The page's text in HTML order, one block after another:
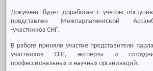
Документ будет доработан с учётом
представлен Межпарламентской
-участников СНГ.
В работе приняли участие представители
участников СНГ, эксперты и
профессиональных и научных организаций.